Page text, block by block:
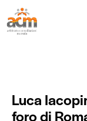
Luca
foro di